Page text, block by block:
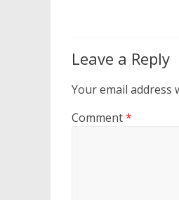
Leave a Reply
Your email address
Comment*